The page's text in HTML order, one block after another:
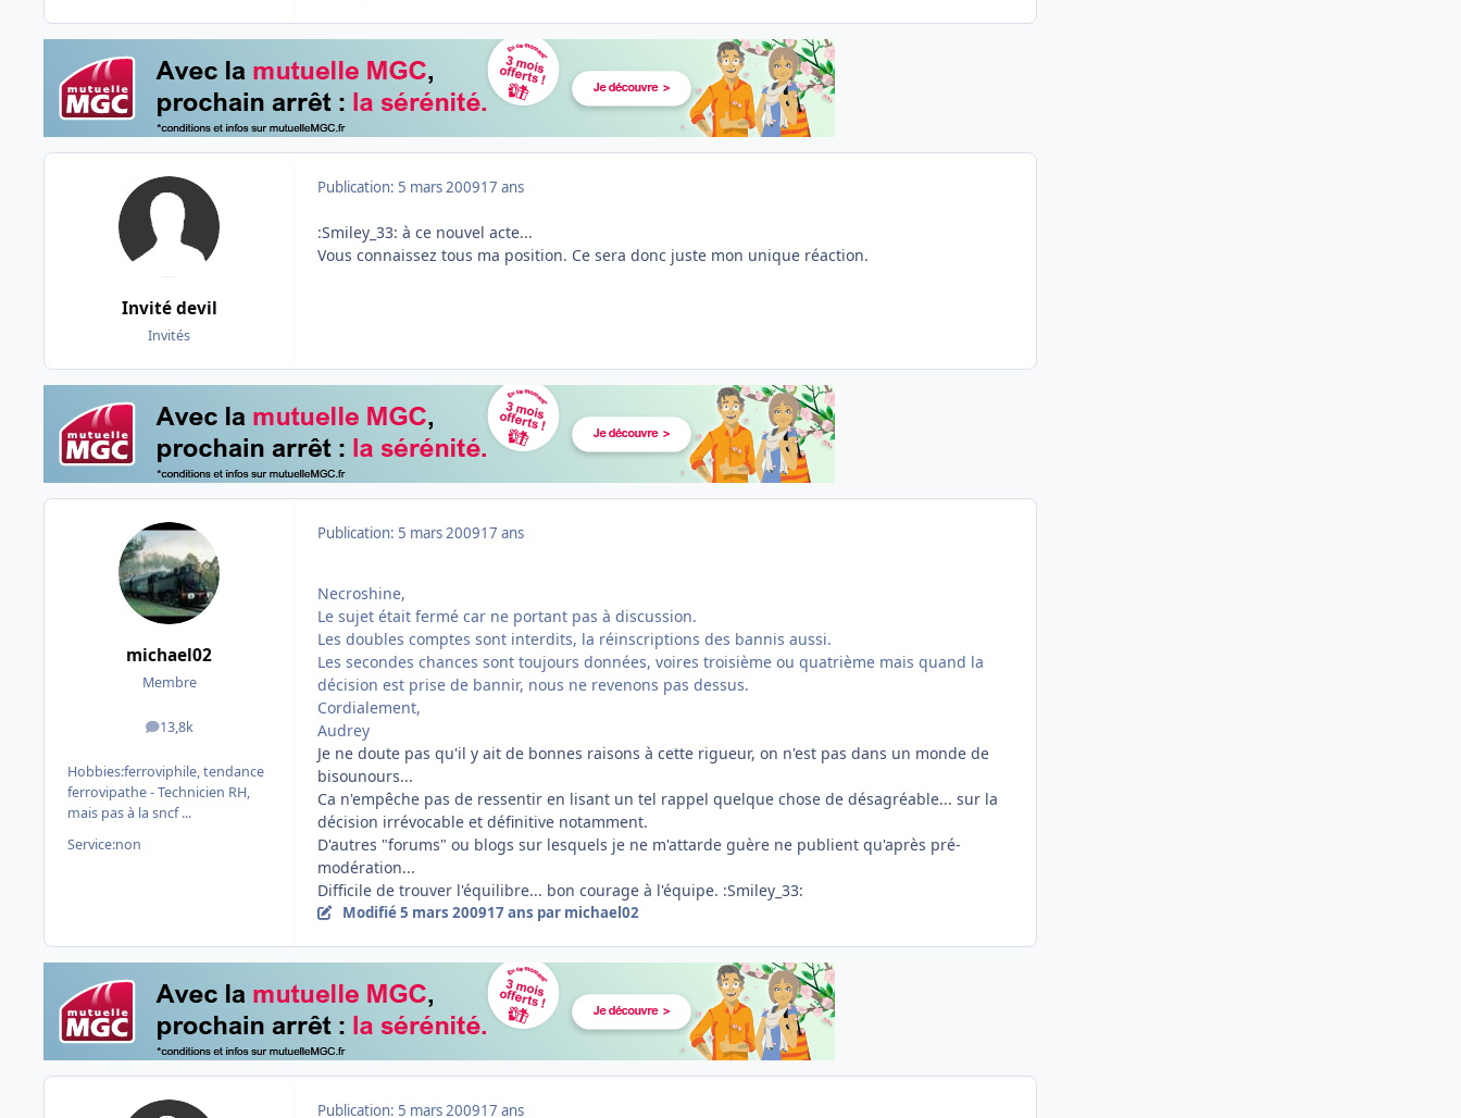
Invité devil
Invités
Publication: 5 mars 200917 ans
:Smiley_33: à ce nouvel acte...
Vous connaissez tous ma position. Ce sera donc juste mon unique réaction.
michael02
Membre
13,8k
messages
Hobbies:ferroviphile, tendance
ferrovipathe - Technicien RH,
mais pas à la sncf ...
Service:non
Publication: 5 mars 200917 ans
Necroshine,
Le sujet était fermé car ne portant pas à discussion.
Les doubles comptes sont interdits, la réinscriptions des bannis aussi.
Les secondes chances sont toujours données, voires troisième ou quatrième mais quand la
décision est prise de bannir, nous ne revenons pas dessus.
Cordialement,
Audrey
Je ne doute pas qu'il y ait de bonnes raisons à cette rigueur, on n'est pas dans un monde de
bisounours...
Ca n'empêche pas de ressentir en lisant un tel rappel quelque chose de désagréable... sur la
décision irrévocable et définitive notamment.
D'autres "forums" ou blogs sur lesquels je ne m'attarde guère ne publient qu'après pré-
modération...
Difficile de trouver l'équilibre... bon courage à l'équipe. :Smiley_33:
Modifié5 mars 200917 ans par michael02
Publication: 5 mars 200917 ans